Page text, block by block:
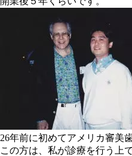
26年前に初めてアメリカ審美
この方は、私が診療を行う上